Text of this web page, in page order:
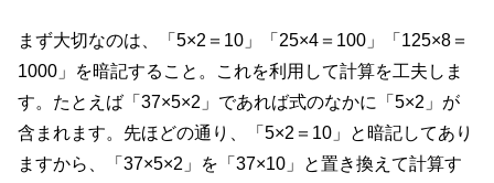
まず大切なのは、「5×2＝10」「25×4＝100」「125×8＝
1000」を暗記すること。これを利用して計算を工夫しま
す。たとえば「37×5×2」であれば式のなかに「5×2」が
含まれます。先ほどの通り、「5×2＝10」と暗記してあり
ますから、「37×5×2」を「37×10」と置き換えて計算す